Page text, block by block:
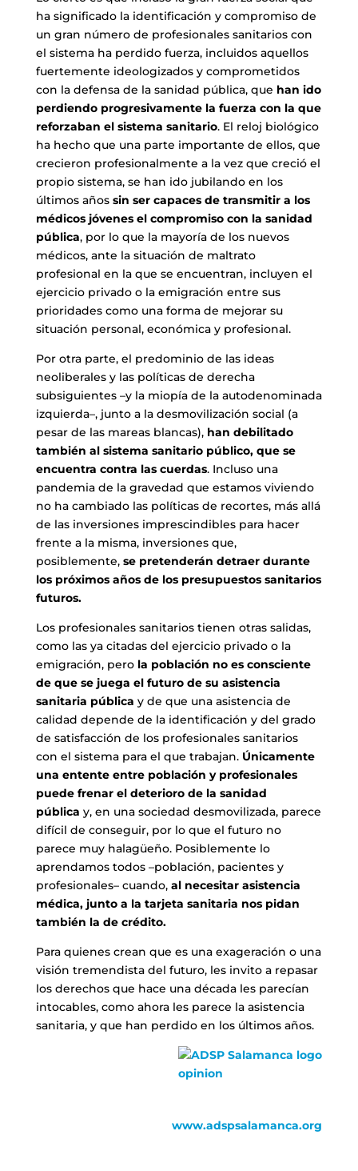
ha significado la identificación y compromiso de
un gran número de profesionales sanitarios con
el sistema ha perdido fuerza, incluidos aquellos
fuertemente ideologizados y comprometidos
con la defensa de la sanidad pública, que han ido
perdiendo progresivamente la fuerza con la que
reforzaban el sistema sanitario. El reloj biológico
ha hecho que una parte importante de ellos, que
crecieron profesionalmente a la vez que creció el
propio sistema, se han ido jubilando en los
últimos años sin ser capaces de transmitir a los
médicos jóvenes el compromiso con la sanidad
pública, por lo que la mayoría de los nuevos
médicos, ante la situación de maltrato
profesional en la que se encuentran, incluyen el
ejercicio privado o la emigración entre sus
prioridades como una forma de mejorar su
situación personal, económica y profesional.
Por otra parte, el predominio de las ideas
neoliberales y las políticas de derecha
subsiguientes –y la miopía de la autodenominada
izquierda–, junto a la desmovilización social (a
pesar de las mareas blancas), han debilitado
también al sistema sanitario público, que se
encuentra contra las cuerdas. Incluso una
pandemia de la gravedad que estamos viviendo
no ha cambiado las políticas de recortes, más allá
de las inversiones imprescindibles para hacer
frente a la misma, inversiones que,
posiblemente, se pretenderán detraer durante
los próximos años de los presupuestos sanitarios
futuros.
Los profesionales sanitarios tienen otras salidas,
como las ya citadas del ejercicio privado o la
emigración, pero la población no es consciente
de que se juega el futuro de su asistencia
sanitaria pública y de que una asistencia de
calidad depende de la identificación y del grado
de satisfacción de los profesionales sanitarios
con el sistema para el que trabajan. Únicamente
una entente entre población y profesionales
puede frenar el deterioro de la sanidad
pública y, en una sociedad desmovilizada, parece
difícil de conseguir, por lo que el futuro no
parece muy halagüeño. Posiblemente lo
aprendamos todos –población, pacientes y
profesionales– cuando, al necesitar asistencia
médica, junto a la tarjeta sanitaria nos pidan
también la de crédito.
Para quienes crean que es una exageración o una
visión tremendista del futuro, les invito a repasar
los derechos que hace una década les parecían
intocables, como ahora les parece la asistencia
sanitaria, y que han perdido en los últimos años.
www.adspsalamanca.org